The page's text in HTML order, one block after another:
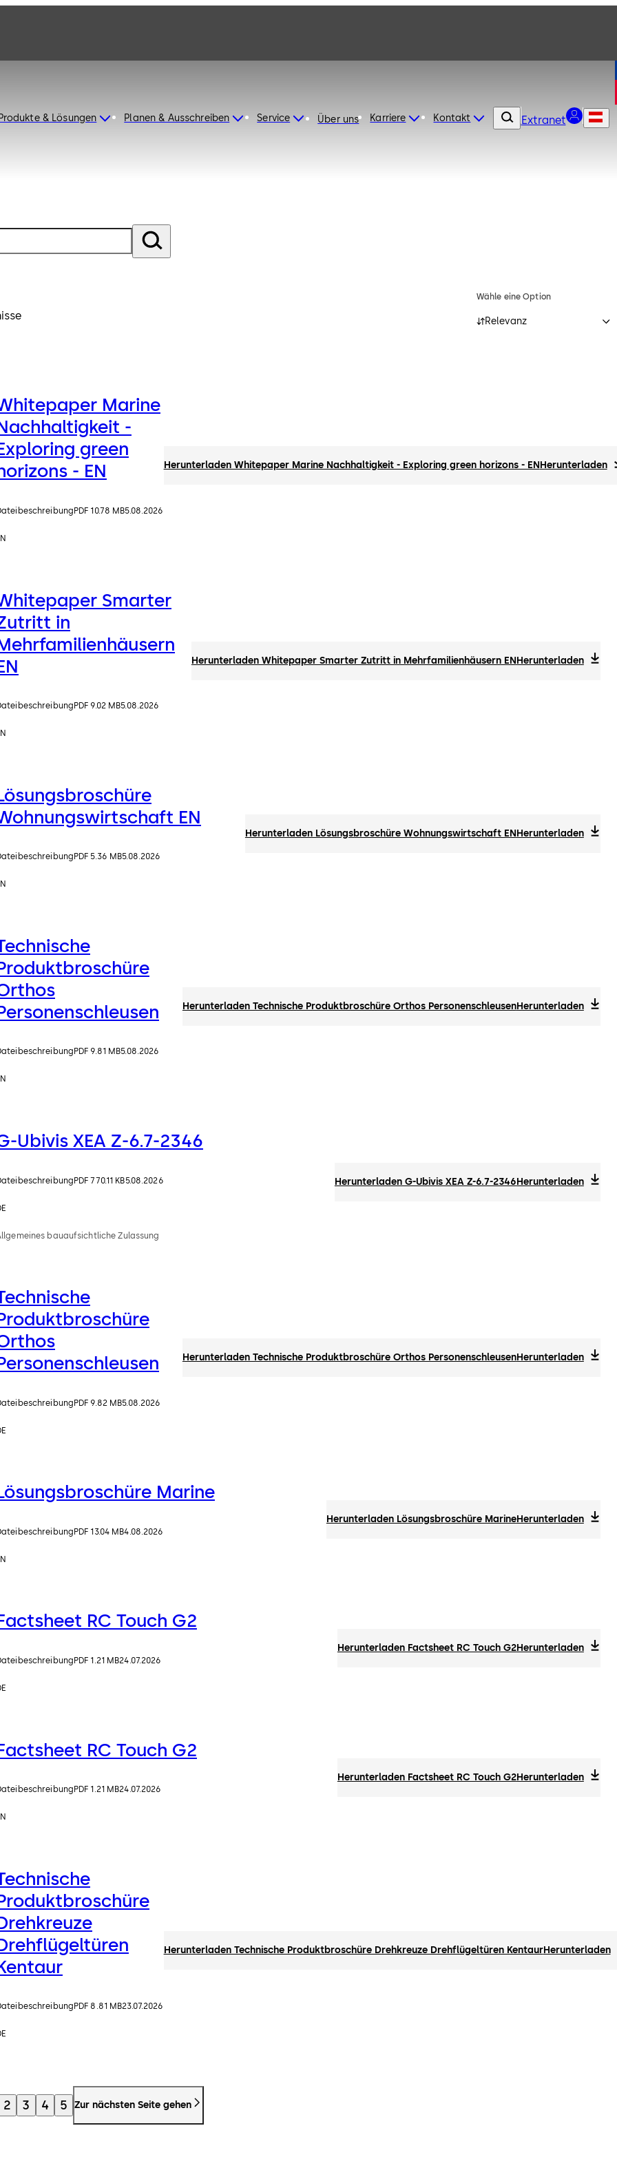
& Lösungen Planen & Ausschreiben Service Über uns Karriere Kontakt Extranet
Wähle eine Option
Relevanz
Marine
-
green
- EN
PDF 10.78 MB5.08.2026
Herunterladen Whitepaper Marine Nachhaltigkeit - Exploring green horizons - ENHerunterladen
Smarter
in
PDF 9.02 MB5.08.2026
Herunterladen Whitepaper Smarter Zutritt in Mehrfamilienhäusern ENHerunterladen
EN
PDF 5.36 MB5.08.2026
Herunterladen Lösungsbroschüre Wohnungswirtschaft ENHerunterladen
PDF 9.81 MB5.08.2026
Herunterladen Technische Produktbroschüre Orthos PersonenschleusenHerunterladen
Ubivis XEA Z-6.7-2346
PDF 770.11 KB5.08.2026
bauaufsichtliche Zulassung
Herunterladen G-Ubivis XEA Z-6.7-2346Herunterladen
PDF 9.82 MB5.08.2026
Herunterladen Technische Produktbroschüre Orthos PersonenschleusenHerunterladen
Marine
PDF 13.04 MB4.08.2026
Herunterladen Lösungsbroschüre MarineHerunterladen
RC Touch G2
PDF 1.21 MB24.07.2026
Herunterladen Factsheet RC Touch G2Herunterladen
RC Touch G2
PDF 1.21 MB24.07.2026
Herunterladen Factsheet RC Touch G2Herunterladen
PDF 8.81 MB23.07.2026
Herunterladen Technische Produktbroschüre Drehkreuze Drehflügeltüren KentaurHerunterladen
2 3 4 5 Zur nächsten Seite gehen